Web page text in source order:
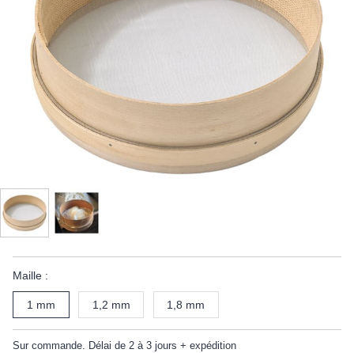
Maille :
1 mm 1,2 mm 1,8 mm
Sur commande. Délai de 2 à 3 jours + expédition